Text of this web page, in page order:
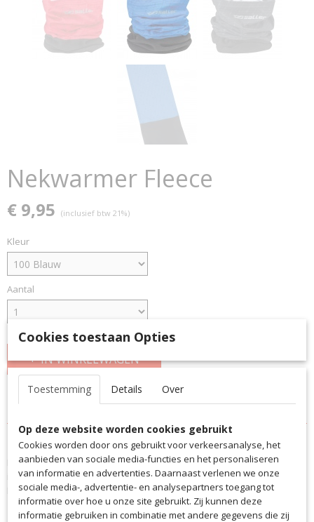
Nekwarmer Fleece
€ 9,95 (inclusief btw 21%)
Kleur
Aantal
IN WINKELWAGEN
Specificaties
Productcode
4039
Productcode leverancier
4039
Omschrijving
Het multifunctionele doek met fleece is een echt allround talent en is
ideaal voor vrije tijd en alle buitensportactiviteiten.
De multifunctionele sjaal houdt je lekker warm.
Veelzijdig
Cookies toestaan Opties
Toestemming Details Over
Op deze website worden cookies gebruikt
Cookies worden door ons gebruikt voor verkeersanalyse, het
aanbieden van sociale media-functies en het personaliseren
van informatie en advertenties. Daarnaast verlenen we onze
sociale media-, advertentie- en analysepartners toegang tot
informatie over hoe u onze site gebruikt. Zij kunnen deze
informatie gebruiken in combinatie met andere gegevens die zij